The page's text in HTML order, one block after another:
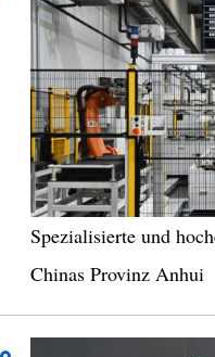
Spezialisierte und
Chinas Provinz Anhui